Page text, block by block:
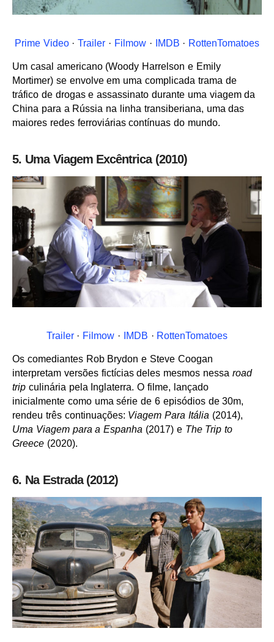
Prime Video·Trailer · Filmow· IMDB · RottenTomatoes
Um casal americano (Woody Harrelson e Emily
Mortimer) se envolve em uma complicada trama de
tráfico de drogas e assassinato durante uma viagem da
China para a Rússia na linha transiberiana, uma das
maiores redes ferroviárias contínuas do mundo.
5. Uma Viagem Excêntrica (2010)
Trailer· Filmow · IMDB · RottenTomatoes
Os comediantes Rob Brydon e Steve Coogan
interpretam versões fictícias deles mesmos nessa road
trip culinária pela Inglaterra. O filme, lançado
inicialmente como uma série de 6 episódios de 30m,
rendeu três continuações: Viagem Para Itália (2014),
Uma Viagem para a Espanha (2017) e The Trip to
Greece (2020).
6. Na Estrada (2012)